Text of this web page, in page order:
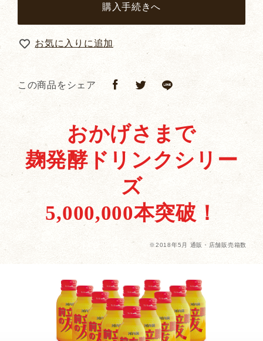
購入手続きへ
お気に入りに追加
この商品をシェア
おかげさまで
麹発酵ドリンクシリー
ズ
5,000,000本突破！
※2018年5月 通販・店舗販売箱数